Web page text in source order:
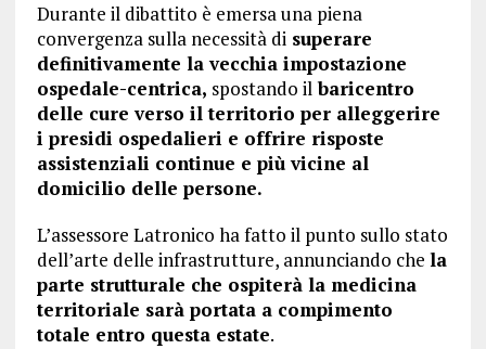
Durante il dibattito è emersa una piena
convergenza sulla necessità disuperare
definitivamente la vecchia impostazione
ospedale-centrica, spostando ilbaricentro
delle cure verso il territorio per alleggerire
i presidi ospedalieri e offrire risposte
assistenziali continue e più vicine al
domicilio delle persone.
L’assessore Latronico ha fatto il punto sullo stato
dell’arte delle infrastrutture, annunciando che la
parte strutturale che ospiterà la medicina
territoriale sarà portata a compimento
totale entro questa estate.